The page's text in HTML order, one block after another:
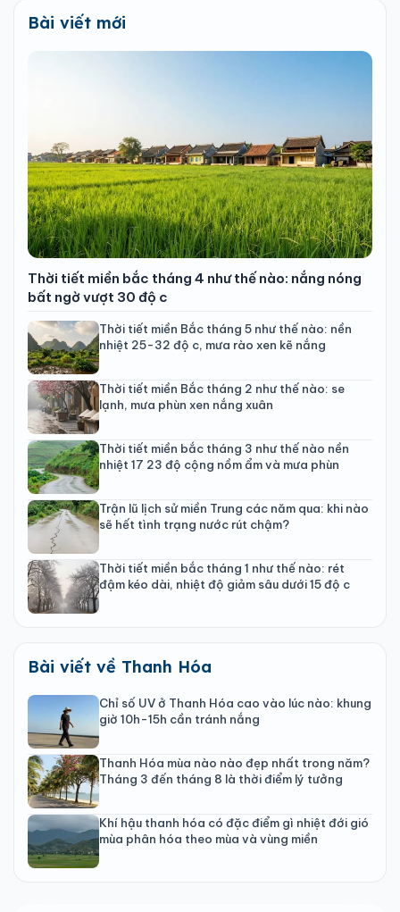
Bài viết mới
Thời tiết miền bắc tháng 4 như thế nào: nắng nóng
bất ngờ vượt 30 độ c
Thời tiết miền Bắc tháng 5 như thế nào: nền
nhiệt 25-32 độ c, mưa rào xen kẽ nắng
Thời tiết miền Bắc tháng 2 như thế nào: se
lạnh, mưa phùn xen nắng xuân
Thời tiết miền bắc tháng 3 như thế nào nền
nhiệt 17 23 độ cộng nồm ẩm và mưa phùn
Trận lũ lịch sử miền Trung các năm qua: khi nào
sẽ hết tình trạng nước rút chậm?
Thời tiết miền bắc tháng 1 như thế nào: rét
đậm kéo dài, nhiệt độ giảm sâu dưới 15 độ c
Bài viết về Thanh Hóa
Chỉ số UV ở Thanh Hóa cao vào lúc nào: khung
giờ 10h-15h cần tránh nắng
Thanh Hóa mùa nào nào đẹp nhất trong năm?
Tháng 3 đến tháng 8 là thời điểm lý tưởng
Khí hậu thanh hóa có đặc điểm gì nhiệt đới gió
mùa phân hóa theo mùa và vùng miền